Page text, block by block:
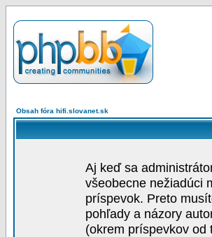
Obsah fóra hifi.slovanet.sk
Aj keď sa
všeobecne nežiadúci
príspevok. Preto
pohľady a názory
(okrem príspevkov